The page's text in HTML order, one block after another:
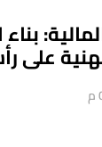
على